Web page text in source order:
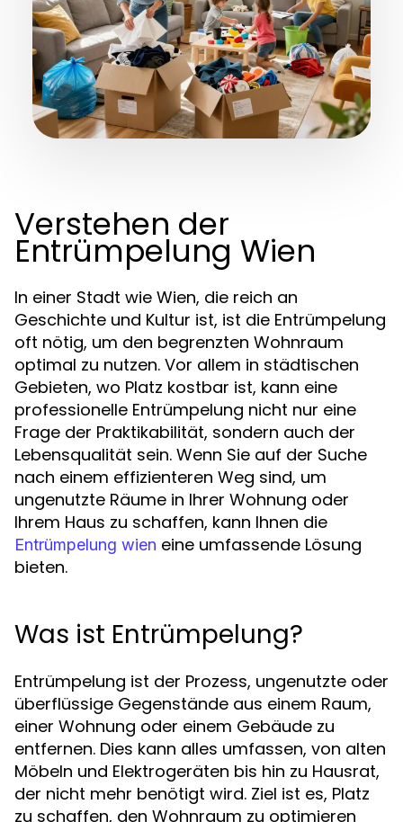
Verstehen der
Entrümpelung Wien
In einer Stadt wie Wien, die reich an
Geschichte und Kultur ist, ist die Entrümpelung
oft nötig, um den begrenzten Wohnraum
optimal zu nutzen. Vor allem in städtischen
Gebieten, wo Platz kostbar ist, kann eine
professionelle Entrümpelung nicht nur eine
Frage der Praktikabilität, sondern auch der
Lebensqualität sein. Wenn Sie auf der Suche
nach einem effizienteren Weg sind, um
ungenutzte Räume in Ihrer Wohnung oder
Ihrem Haus zu schaffen, kann Ihnen die
Entrümpelung wien eine umfassende Lösung
bieten.
Was ist Entrümpelung?
Entrümpelung ist der Prozess, ungenutzte oder
überflüssige Gegenstände aus einem Raum,
einer Wohnung oder einem Gebäude zu
entfernen. Dies kann alles umfassen, von alten
Möbeln und Elektrogeräten bis hin zu Hausrat,
der nicht mehr benötigt wird. Ziel ist es, Platz
zu schaffen, den Wohnraum zu optimieren